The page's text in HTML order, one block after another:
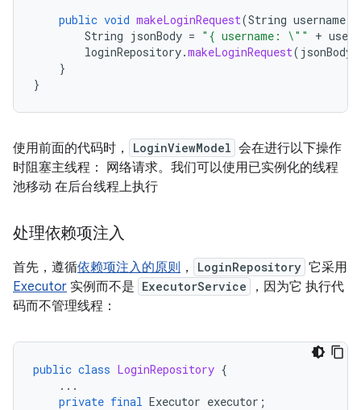
public void makeLoginRequest(String username
String jsonBody = "{ username: \"" +
loginRepository.makeLoginRequest( jsonBody
}
}
使用前面的代码时， LoginViewModel 会在进行以下操作
时阻塞主线程： 网络请求。我们可以使用已实例化的线程
池移动 在后台线程上执行
处理依赖项注入
首先，遵循依赖项注入的原则 ， LoginRepository 它采用
Executor 实例而不是 ExecutorService
，因为它 执行代
码而不管理线程：
public class LoginRepository {
...
private final Executor executor ;